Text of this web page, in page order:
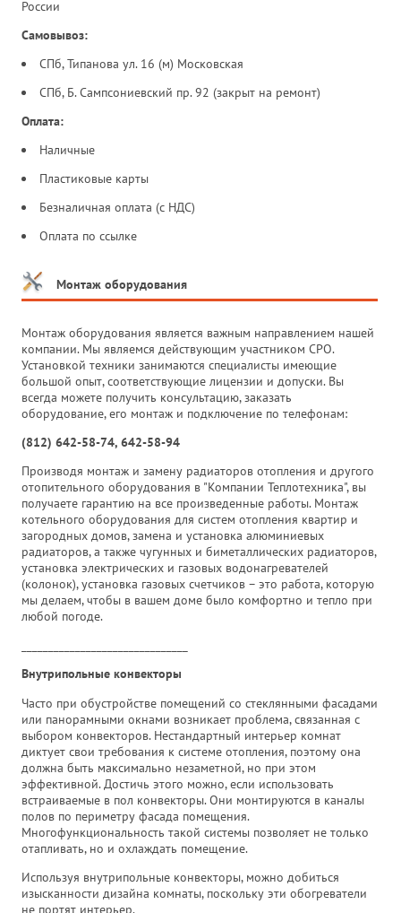
России
Самовывоз:
СПб, Типанова ул. 16 (м) Московская
СПб, Б. Сампсониевский пр. 92 (закрыт на ремонт)
Оплата:
Наличные
Пластиковые карты
Безналичная оплата (с НДС)
Оплата по ссылке
Монтаж оборудования
Монтаж оборудования является важным направлением нашей
компании. Мы являемся действующим участником СРО.
Установкой техники занимаются специалисты имеющие
большой опыт, соответствующие лицензии и допуски. Вы
всегда можете получить консультацию, заказать
оборудование, его монтаж и подключение по телефонам:
(812) 642-58-74, 642-58-94
Производя монтаж и замену радиаторов отопления и другого
отопительного оборудования в "Компании Теплотехника", вы
получаете гарантию на все произведенные работы. Монтаж
котельного оборудования для систем отопления квартир и
загородных домов, замена и установка алюминиевых
радиаторов, а также чугунных и биметаллических радиаторов,
установка электрических и газовых водонагревателей
(колонок), установка газовых счетчиков – это работа, которую
мы делаем, чтобы в вашем доме было комфортно и тепло при
любой погоде.
Внутрипольные конвекторы
Часто при обустройстве помещений со стеклянными фасадами
или панорамными окнами возникает проблема, связанная с
выбором конвекторов. Нестандартный интерьер комнат
диктует свои требования к системе отопления, поэтому она
должна быть максимально незаметной, но при этом
эффективной. Достичь этого можно, если использовать
встраиваемые в пол конвекторы. Они монтируются в каналы
полов по периметру фасада помещения.
Многофункциональность такой системы позволяет не только
отапливать, но и охлаждать помещение.
Используя внутрипольные конвекторы, можно добиться
изысканности дизайна комнаты, поскольку эти обогреватели
не портят интерьер.